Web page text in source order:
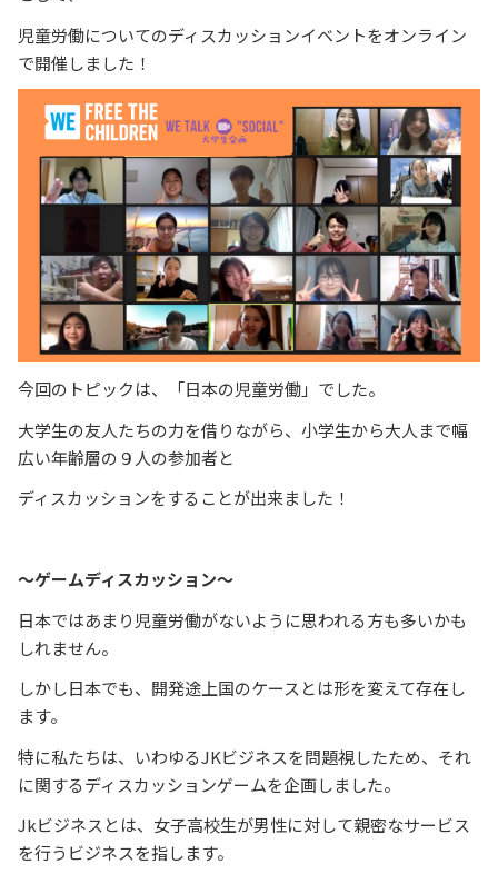
児童労働についてのディスカッションイベントをオンライン
で開催しました！
今回のトピックは、「日本の児童労働」でした。
大学生の友人たちの力を借りながら、小学生から大人まで幅
広い年齢層の９人の参加者と
ディスカッションをすることが出来ました！
～ゲームディスカッション～
日本ではあまり児童労働がないように思われる方も多いかも
しれません。
しかし日本でも、開発途上国のケースとは形を変えて存在し
ます。
特に私たちは、いわゆるJKビジネスを問題視したため、それ
に関するディスカッションゲームを企画しました。
Jkビジネスとは、女子高校生が男性に対して親密なサービス
を行うビジネスを指します。